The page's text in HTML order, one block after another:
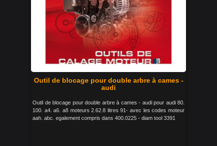
Outil de blocage pour double arbre à cames -
audi
Outil de blocage pour double arbre à cames - audi pour audi 80.
100. a4. a6. a8 moteurs 2.62.8 litres 91- avec les codes moteur
aah. abc. egalement compris dans 400.0225 - diam tool 3391